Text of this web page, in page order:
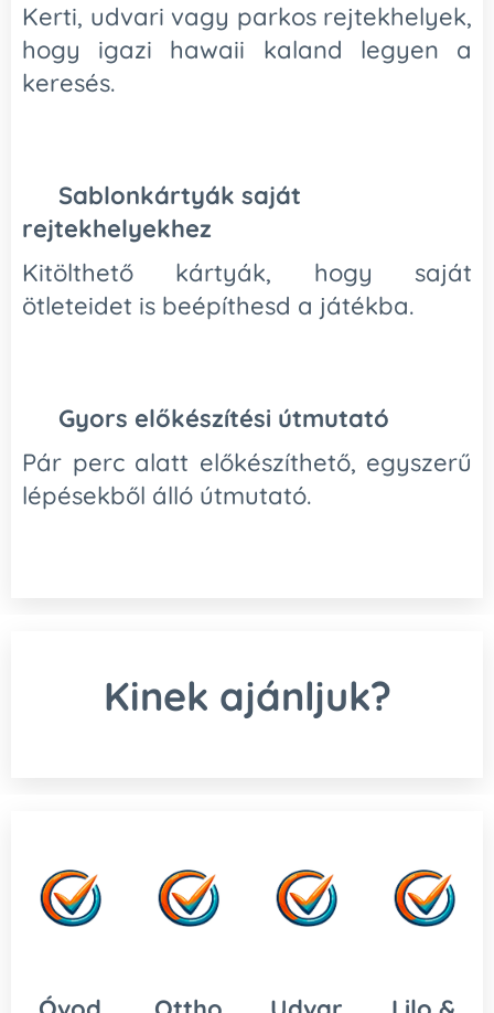
Kerti, udvari vagy parkos rejtekhelyek,
hogy igazi hawaii kaland legyen a
keresés.
Sablonkártyák saját
rejtekhelyekhez
Kitölthető kártyák, hogy saját
ötleteidet is beépíthesd a játékba.
Gyors előkészítési útmutató
Pár perc alatt előkészíthető, egyszerű
lépésekből álló útmutató.
Kinek ajánljuk?